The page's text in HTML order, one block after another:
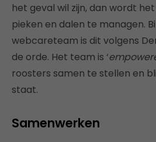
het geval wil zijn, dan wordt
pieken en dalen te managen.
webcareteam is dit volgens
de orde. Het team is ‘
roosters samen te stellen en
staat.
Samenwerken